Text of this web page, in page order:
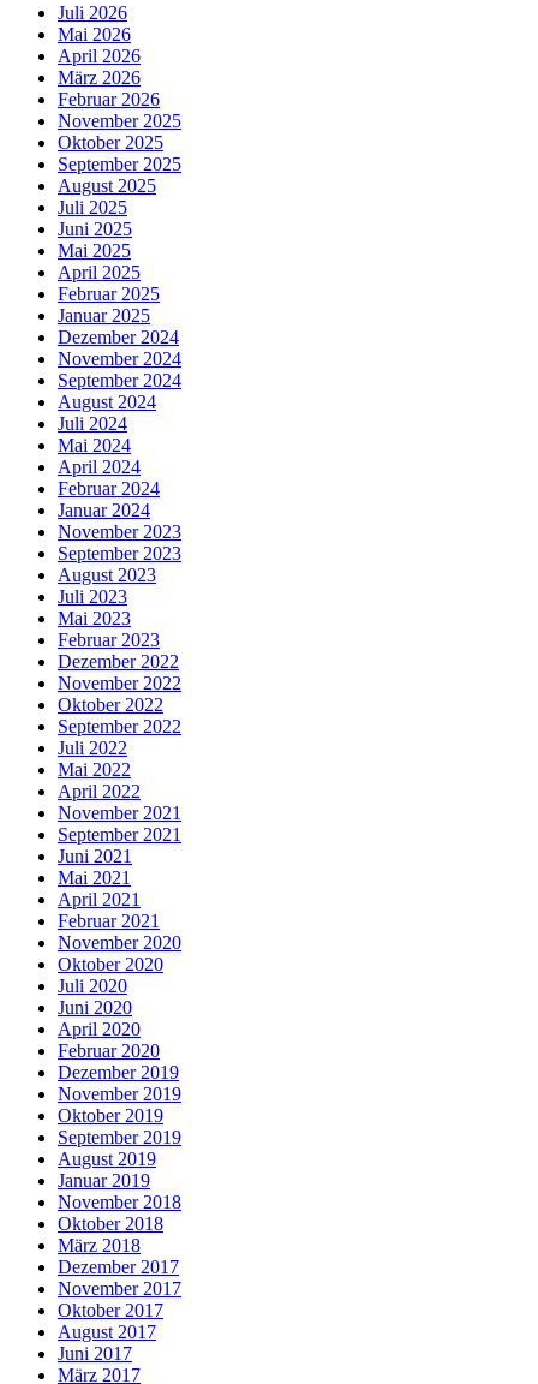
Juli 2026
Mai 2026
April 2026
März 2026
Februar 2026
November 2025
Oktober 2025
September 2025
August 2025
Juli 2025
Juni 2025
Mai 2025
April 2025
Februar 2025
Januar 2025
Dezember 2024
November 2024
September 2024
August 2024
Juli 2024
Mai 2024
April 2024
Februar 2024
Januar 2024
November 2023
September 2023
August 2023
Juli 2023
Mai 2023
Februar 2023
Dezember 2022
November 2022
Oktober 2022
September 2022
Juli 2022
Mai 2022
April 2022
November 2021
September 2021
Juni 2021
Mai 2021
April 2021
Februar 2021
November 2020
Oktober 2020
Juli 2020
Juni 2020
April 2020
Februar 2020
Dezember 2019
November 2019
Oktober 2019
September 2019
August 2019
Januar 2019
November 2018
Oktober 2018
März 2018
Dezember 2017
November 2017
Oktober 2017
August 2017
Juni 2017
März 2017